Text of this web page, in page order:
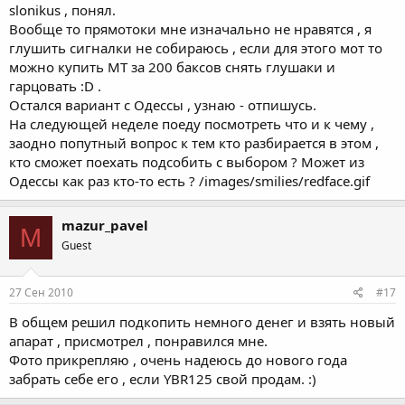
slonikus , понял.
Вообще то прямотоки мне изначально не нравятся , я
глушить сигналки не собираюсь , если для этого мот то
можно купить МТ за 200 баксов снять глушаки и
гарцовать :D .
Остался вариант с Одессы , узнаю - отпишусь.
На следующей неделе поеду посмотреть что и к чему ,
заодно попутный вопрос к тем кто разбирается в этом ,
кто сможет поехать подсобить с выбором ? Может из
Одессы как раз кто-то есть ? /images/smilies/redface.gif
M mazur_pavel
Guest
27 Сен 2010 #17
В общем решил подкопить немного денег и взять новый
апарат , присмотрел , понравился мне.
Фото прикрепляю , очень надеюсь до нового года
забрать себе его , если YBR125 свой продам. :)